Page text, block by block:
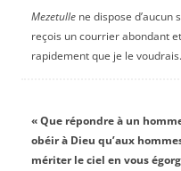
Mezetullene dispose d’aucun
reçois un courrier abondant
rapidement que je le
« Que répondre à un
obéir à Dieu qu’aux
mériter le ciel en vous